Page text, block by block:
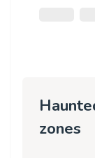
zones